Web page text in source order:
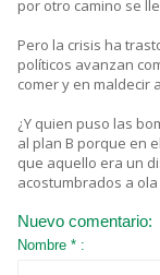
por otro camino se
Pero la crisis ha
políticos avanzan
comer y en maldecir
¿Y quien puso las
al plan B porque en
que aquello era un
acostumbrados a
Nuevo comentario:
Nombre * :